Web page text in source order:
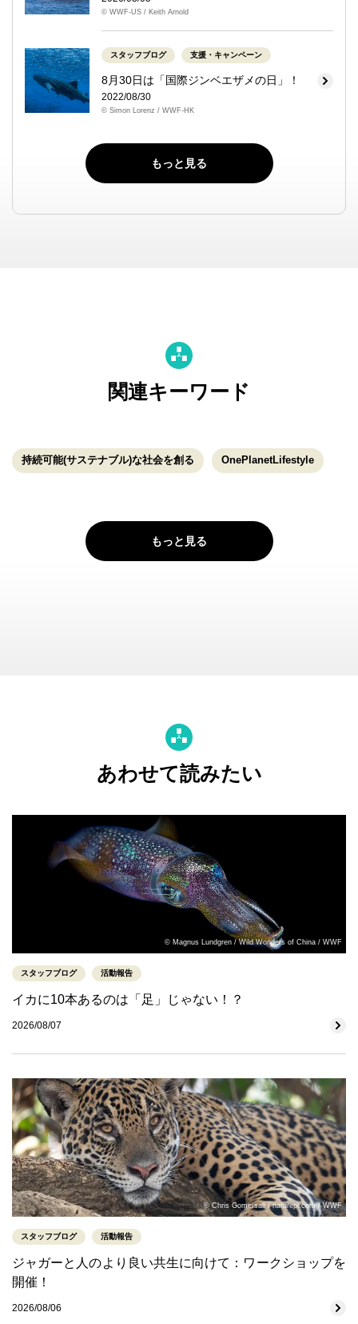
© WWF-US / Keith Arnold
スタッフブログ 支援・キャンペーン
8月30日は「国際ジンベエザメの日」！
2022/08/30
© Simon Lorenz / WWF-HK
もっと見る
関連キーワード
持続可能(サステナブル)な社会を創る OnePlanetLifestyle
もっと見る
あわせて読みたい
© Magnus Lundgren / Wild Wonders of China / WWF
スタッフブログ 活動報告
イカに10本あるのは「足」じゃない！？
2026/08/07
© Chris Gomersall / naturepl.com / WWF
スタッフブログ 活動報告
ジャガーと人のより良い共生に向けて：ワークショップを
開催！
2026/08/06